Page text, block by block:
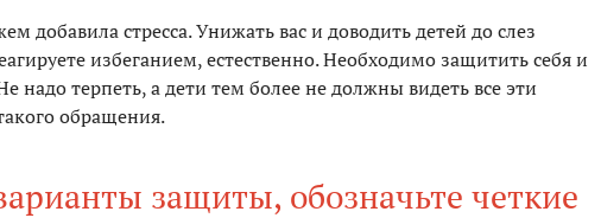
добавила стресса. Унижать вас и доводить детей до слез
избеганием, естественно. Необходимо защитить себя и
надо терпеть, а дети тем более не должны видеть все эти
обращения.
защиты, обозначьте четкие